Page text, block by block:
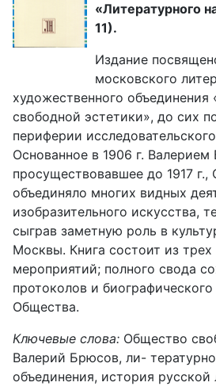
«Литературного
11).
Издание
московского
художественного
свободной эстетики», до сих
периферии
Основанное в 1906 г.
просуществовавшее до 1917 г.,
объединяло многих видных
изобразительного искусства,
сыграв заметную роль в
Москвы. Книга состоит из трех
мероприятий; полного свода
протоколов и
Общества.
Ключевые слова: Общество
Валерий Брюсов, ли-
объединения, история русской